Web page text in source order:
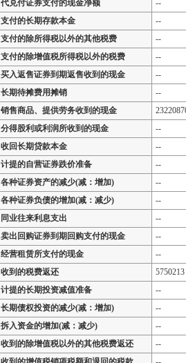
代兑付证券支付的现金净额
--
支付的长期存款本金
--
支付的除所得税以外的其他税费
--
支付的除增值税所得税以外的税费
--
买入返售证券到期返售收到的现金
--
长期待摊费用摊销
--
销售商品、提供劳务收到的现金
分得股利或利润所收到的现金
--
收回长期贷款本金
--
计提的自营证券跌价准备
--
各种证券资产的减少(减：增加)
--
各种证券负债的增加(减：减少)
--
同业往来利息支出
--
卖出回购证券到期回购支付的现金
--
经营租赁所支付的现金
--
收到的税费返还
5750213
计提的长期投资减值准备
--
长期债权投资的减少(减：增加)
--
拆入资金的增加(减：减少)
--
收到的除增值税以外的其他税费返还
--